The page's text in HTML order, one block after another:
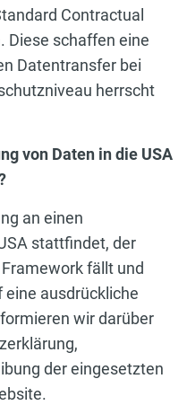
Contractual
Diese schaffen eine
Datentransfer bei
herrscht
von Daten in die USA
an einen
stattfindet, der
fällt und
ausdrückliche
wir darüber
der eingesetzten